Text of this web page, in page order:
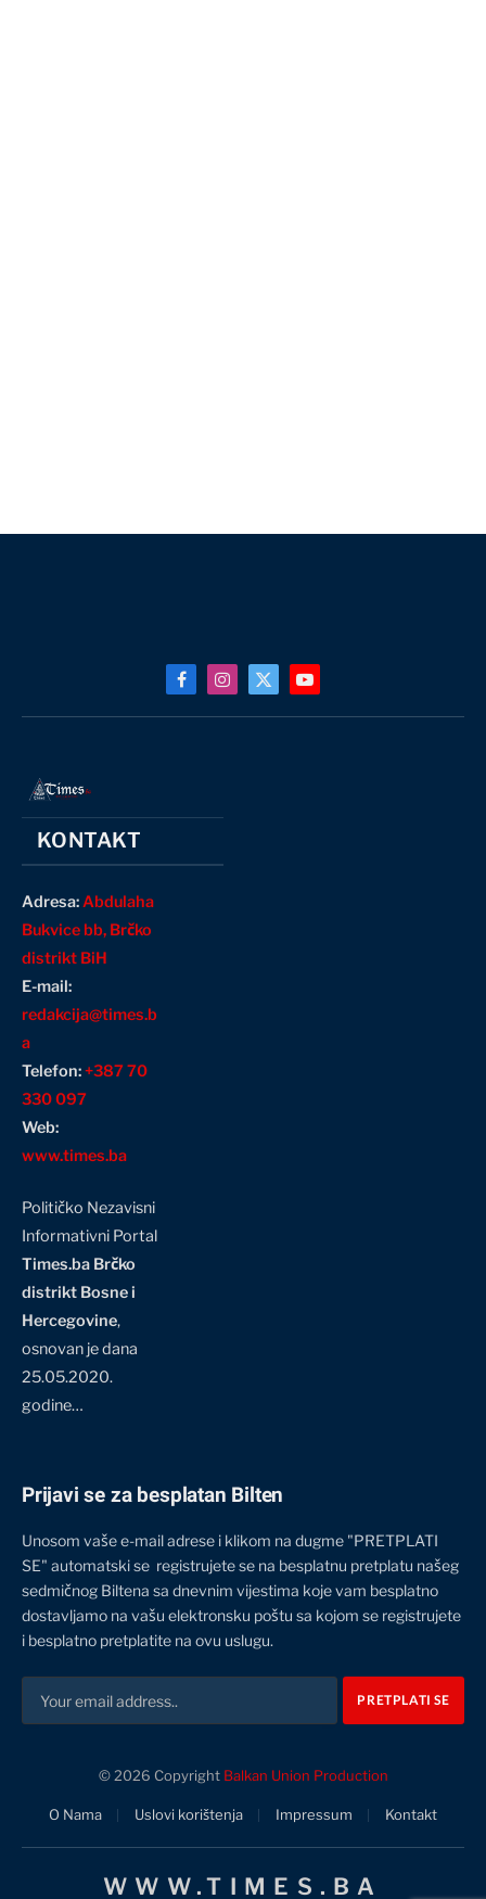
FacebookInstagram
X
(Twitter)
YouTube
KONTAKT
Adresa:Abdulaha
Bukvice bb, Brčko
distrikt BiH
E-mail:
redakcija@times.b
a
Telefon:+387 70
330 097
Web:
www.times.ba
Političko Nezavisni
Informativni Portal
Times.ba Brčko
distrikt Bosne i
Hercegovine,
osnovan je dana
25.05.2020.
godine…
Prijavi se za besplatan Bilten
Unosom vaše e-mail adrese i klikom na dugme "PRETPLATI
SE" automatski se registrujete se na besplatnu pretplatu našeg
sedmičnog Biltena sa dnevnim vijestima koje vam besplatno
dostavljamo na vašu elektronsku poštu sa kojom se registrujete
i besplatno pretplatite na ovu uslugu.
© 2026 Copyright Balkan Union Production
O Nama Uslovi korištenja Impressum Kontakt
WWW.TIMES.BA